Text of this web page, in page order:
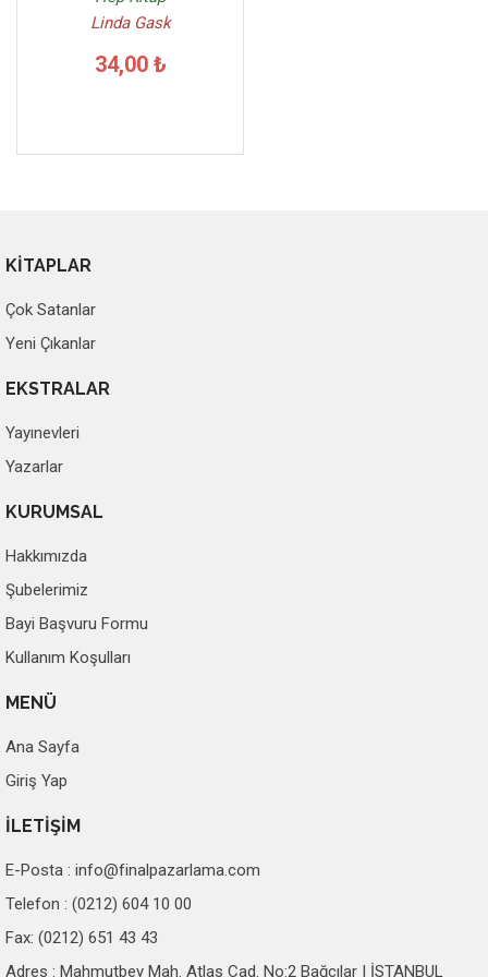
Linda Gask
34,00 ₺
KİTAPLAR
Çok Satanlar
Yeni Çıkanlar
EKSTRALAR
Yayınevleri
Yazarlar
KURUMSAL
Hakkımızda
Şubelerimiz
Bayi Başvuru Formu
Kullanım Koşulları
MENÜ
Ana Sayfa
Giriş Yap
İLETİŞİM
E-Posta : info@finalpazarlama.com
Telefon : (0212) 604 10 00
Fax: (0212) 651 43 43
Adres : Mahmutbey Mah. Atlas Cad. No:2 Bağcılar | İSTANBUL